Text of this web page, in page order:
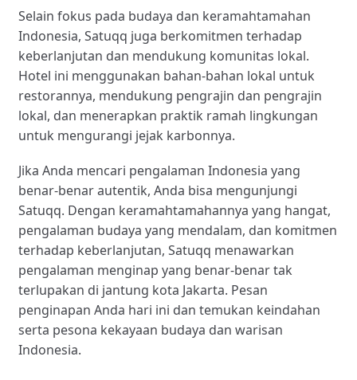
Selain fokus pada budaya dan keramahtamahan
Indonesia, Satuqq juga berkomitmen terhadap
keberlanjutan dan mendukung komunitas lokal.
Hotel ini menggunakan bahan-bahan lokal untuk
restorannya, mendukung pengrajin dan pengrajin
lokal, dan menerapkan praktik ramah lingkungan
untuk mengurangi jejak karbonnya.
Jika Anda mencari pengalaman Indonesia yang
benar-benar autentik, Anda bisa mengunjungi
Satuqq. Dengan keramahtamahannya yang hangat,
pengalaman budaya yang mendalam, dan komitmen
terhadap keberlanjutan, Satuqq menawarkan
pengalaman menginap yang benar-benar tak
terlupakan di jantung kota Jakarta. Pesan
penginapan Anda hari ini dan temukan keindahan
serta pesona kekayaan budaya dan warisan
Indonesia.